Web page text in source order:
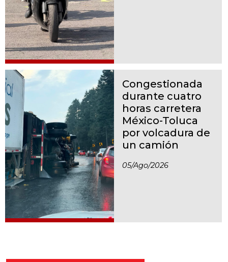
Congestionada
durante cuatro
horas carretera
México-Toluca
por volcadura de
un camión
05/ago/2026